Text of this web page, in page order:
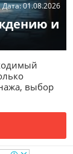
и
Дата:01.08.2026
выбор